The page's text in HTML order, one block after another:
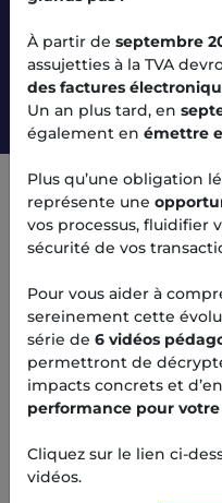
Notre
Conseil en
à
Le choix de votre
nous vous assistons
meilleur choix fiscal,
votre situation
Votre business plan :
rédaction de votre
l’entreprise et des
Accompagnement à
À partir de septembre
assujetties à la TVA
des factures
Un an plus tard, en
également en émettre
Plus qu’une obligation
représente une
vos processus, fluidifier
sécurité de vos
Pour vous aider à
sereinement cette
série de 6 vidéos
permettront de
impacts concrets et
performance pour
Cliquez sur le lien ci-
vidéos.